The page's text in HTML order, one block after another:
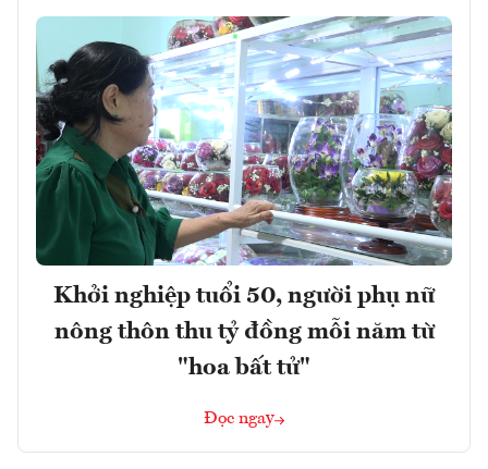
Khởi nghiệp tuổi 50, người phụ nữ
nông thôn thu tỷ đồng mỗi năm từ
"hoa bất tử"
Đọc ngay